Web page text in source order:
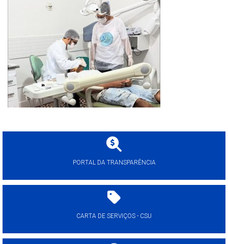
PORTAL DA TRANSPARÊNCIA
CARTA DE SERVIÇOS - CSU